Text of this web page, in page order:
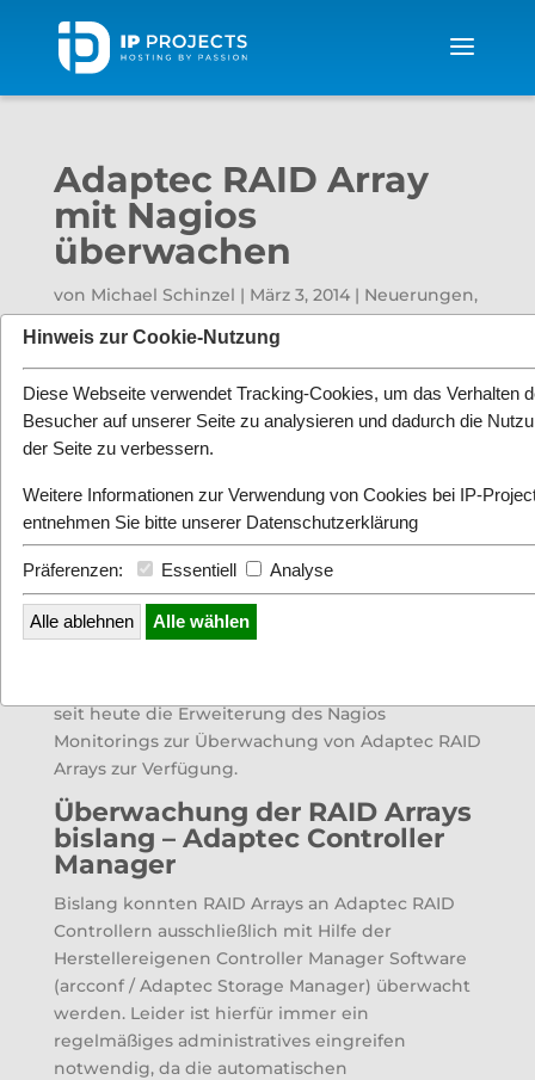
Adaptec RAID Array
mit Nagios
überwachen
von Michael Schinzel | März 3, 2014| Neuerungen,
News|0 Kommentare
seit heute die Erweiterung des Nagios
Monitorings zur Überwachung von Adaptec RAID
Arrays zur Verfügung.
Überwachung der RAID Arrays
bislang – Adaptec Controller
Manager
Bislang konnten RAID Arrays an Adaptec RAID
Controllern ausschließlich mit Hilfe der
Herstellereigenen Controller Manager Software
(arcconf / Adaptec Storage Manager) überwacht
werden. Leider ist hierfür immer ein
regelmäßiges administratives eingreifen
notwendig, da die automatischen
Hinweis zur Cookie-Nutzung
Diese Webseite verwendet Tracking-Cookies, um das Verhalten
Besucher auf unserer Seite zu analysieren und dadurch die
der Seite zu verbessern.
Weitere Informationen zur Verwendung von Cookies bei IP-
entnehmen Sie bitte unserer Datenschutzerklärung
Präferenzen: Essentiell Analyse
Alle ablehnen Alle wählen